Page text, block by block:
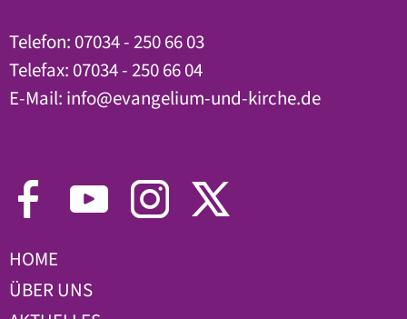
Telefon: 07034 - 250 66 03
Telefax: 07034 - 250 66 04
E-Mail: info@evangelium-und-kirche.de
HOME
ÜBER UNS